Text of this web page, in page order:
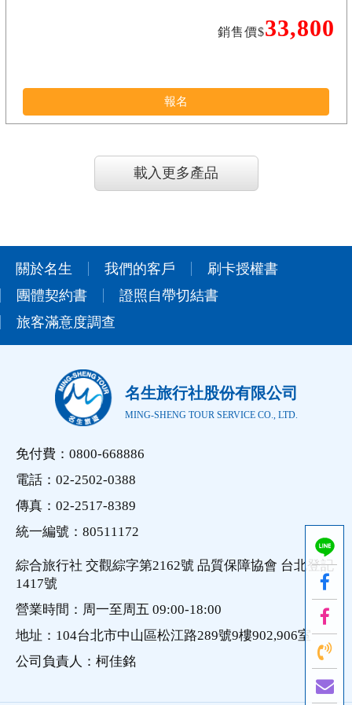
銷售價$33,800
報名
載入更多產品
關於名生 我們的客戶
刷卡授權書
團體契約書
證照自帶切結書
旅客滿意度調查
名生旅行社股份有限公司
MING-SHENG TOUR SERVICE CO., LTD.
免付費：0800-668886
電話：02-2502-0388
傳真：02-2517-8389
統一編號：80511172
綜合旅行社 交觀綜字第2162號 品質保障協會 台北登記
1417號
營業時間：周一至周五 09:00-18:00
地址：104台北市中山區松江路289號9樓902,906室
公司負責人：柯佳銘